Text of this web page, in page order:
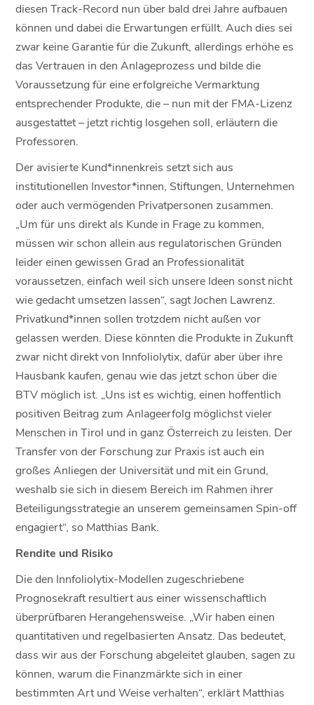
diesen Track-Record nun über bald drei Jahre aufbauen
können und dabei die Erwartungen erfüllt. Auch dies sei
zwar keine Garantie für die Zukunft, allerdings erhöhe es
das Vertrauen in den Anlageprozess und bilde die
Voraussetzung für eine erfolgreiche Vermarktung
entsprechender Produkte, die – nun mit der FMA-Lizenz
ausgestattet – jetzt richtig losgehen soll, erläutern die
Professoren.
Der avisierte Kund*innenkreis setzt sich aus
institutionellen Investor*innen, Stiftungen, Unternehmen
oder auch vermögenden Privatpersonen zusammen.
„Um für uns direkt als Kunde in Frage zu kommen,
müssen wir schon allein aus regulatorischen Gründen
leider einen gewissen Grad an Professionalität
voraussetzen, einfach weil sich unsere Ideen sonst nicht
wie gedacht umsetzen lassen“, sagt Jochen Lawrenz.
Privatkund*innen sollen trotzdem nicht außen vor
gelassen werden. Diese könnten die Produkte in Zukunft
zwar nicht direkt von Innfoliolytix, dafür aber über ihre
Hausbank kaufen, genau wie das jetzt schon über die
BTV möglich ist. „Uns ist es wichtig, einen hoffentlich
positiven Beitrag zum Anlageerfolg möglichst vieler
Menschen in Tirol und in ganz Österreich zu leisten. Der
Transfer von der Forschung zur Praxis ist auch ein
großes Anliegen der Universität und mit ein Grund,
weshalb sie sich in diesem Bereich im Rahmen ihrer
Beteiligungsstrategie an unserem gemeinsamen Spin-off
engagiert“, so Matthias Bank.
Rendite und Risiko
Die den Innfoliolytix-Modellen zugeschriebene
Prognosekraft resultiert aus einer wissenschaftlich
überprüfbaren Herangehensweise. „Wir haben einen
quantitativen und regelbasierten Ansatz. Das bedeutet,
dass wir aus der Forschung abgeleitet glauben, sagen zu
können, warum die Finanzmärkte sich in einer
bestimmten Art und Weise verhalten“, erklärt Matthias